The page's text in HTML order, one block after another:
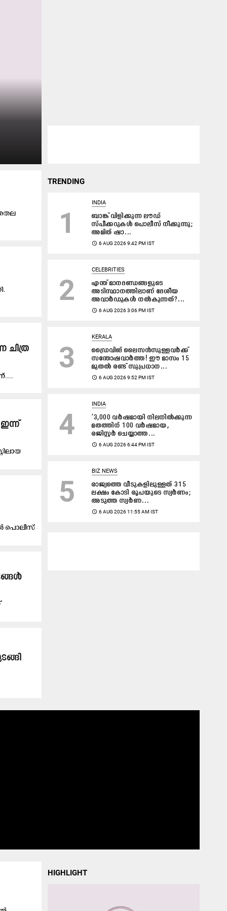
ചി​ത്ര​
പൊലീസ്
TRENDING
1
INDIA
ബാങ്ക് വിളിക്കുന്ന ലൗഡ്‌
സ്പീക്കറുകൾ പൊലീസ് നീക്കുന്നു;
അമിത് ഷാ...
access_time 6 AUG 2026 9:42 PM IST
2
CELEBRITIES
എന്ത് മാനദണ്ഡങ്ങളുടെ
അടിസ്ഥാനത്തിലാണ് ദേശീയ
അവാർഡുകൾ നൽകുന്നത്?...
access_time 6 AUG 2026 3:06 PM IST
3
KERALA
ഡ്രൈവിങ് ലൈസൻസുള്ളവർക്ക്
സന്തോഷവാർത്ത! ഈ മാസം 15
മുതൽ രണ്ട് സുപ്രധാന...
access_time 6 AUG 2026 9:52 PM IST
4
INDIA
‘3,000 വർഷമായി നിലനിൽക്കുന്ന
മതത്തിന് 100 വർഷമായ,
രജിസ്റ്റർ ചെയ്യാത്ത...
access_time 6 AUG 2026 6:44 PM IST
5
BIZ NEWS
രാജ്യത്തെ വീടുകളിലുള്ളത് 315
ലക്ഷം കോടി രൂപയുടെ സ്വർണം;
അടുത്ത സ്വർണ...
access_time 6 AUG 2026 11:55 AM IST
HIGHLIGHT